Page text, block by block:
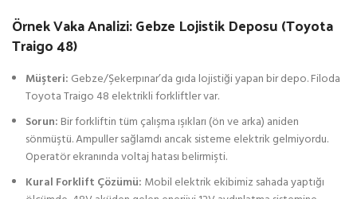
Örnek Vaka Analizi: Gebze Lojistik Deposu (Toyota
Traigo 48)
Müşteri: Gebze/Şekerpınar’da gıda lojistiği yapan bir depo. Filoda
Toyota Traigo 48 elektrikli forkliftler var.
Sorun: Bir forkliftin tüm çalışma ışıkları (ön ve arka) aniden
sönmüştü. Ampuller sağlamdı ancak sisteme elektrik gelmiyordu.
Operatör ekranında voltaj hatası belirmişti.
Kural Forklift Çözümü: Mobil elektrik ekibimiz sahada yaptığı